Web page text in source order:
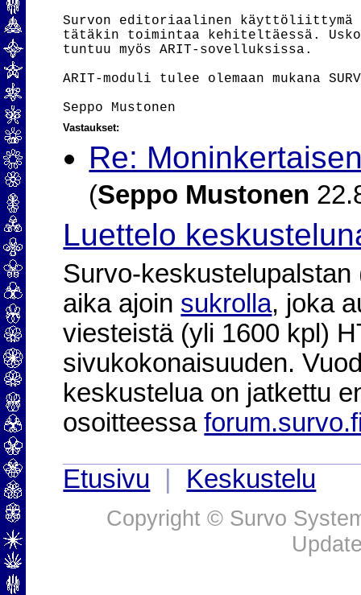
Survon editoriaalinen käyttöliittymä
tätäkin toimintaa kehiteltäessä.
tuntuu myös ARIT-sovelluksissa.
ARIT-moduli tulee olemaan mukana
Vastaukset:
Re:
(Seppo Mustonen
Luettelo
Survo-
aika ajoin sukrolla, joka
viesteistä (yli 1600 kpl)
sivukokonaisuuden.
keskustelua on jatkettu
osoitteessa
Etusivu
Keskustelu
Copyright © Survo